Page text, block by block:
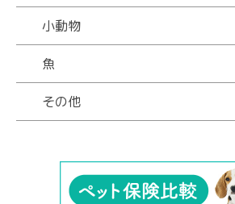
小動物
魚
その他